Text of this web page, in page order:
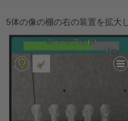
5体の像の棚の右の装置を拡大